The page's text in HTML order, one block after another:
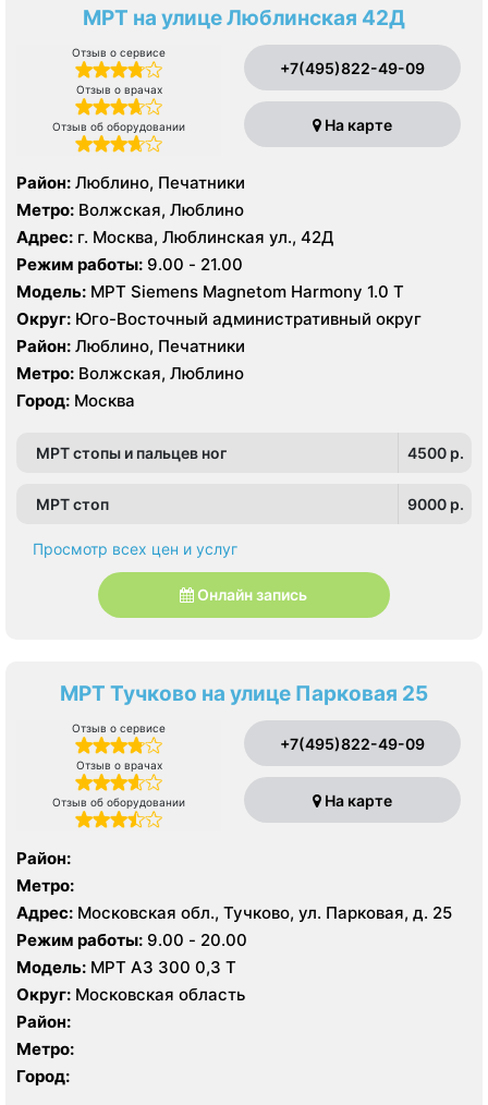
МРТ на улице Люблинская 42Д
Отзыв о сервисе
Отзыв о врачах
Отзыв об оборудовании
+7(495)822-49-09
На карте
Район: Люблино, Печатники
Метро: Волжская, Люблино
Адрес: г. Москва, Люблинская ул., 42Д
Режим работы:
9.00 - 21.00
Модель: МРТ Siemens Magnetom Harmony 1.0 Т
Округ: Юго-Восточный административный округ
Район: Люблино, Печатники
Метро: Волжская, Люблино
Город: Москва
МРТ стопы и пальцев ног 4500 p.
МРТ стоп 9000 p.
Просмотр всех цен и услуг
Онлайн запись
МРТ Тучково на улице Парковая 25
Отзыв о сервисе
Отзыв о врачах
Отзыв об оборудовании
+7(495)822-49-09
На карте
Район:
Метро:
Адрес: Московская обл., Тучково, ул. Парковая, д. 25
Режим работы: 9.00 - 20.00
Модель: МРТ АЗ 300 0,3 Т
Округ: Московская область
Район:
Метро:
Город: